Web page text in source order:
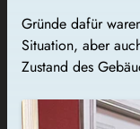
Gründe dafür
Situation, aber
Zustand des